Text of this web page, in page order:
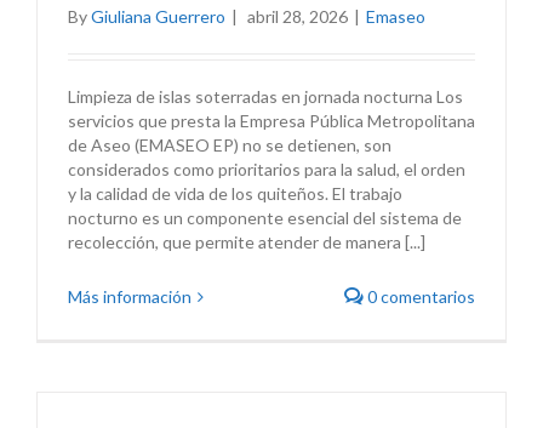
ByGiuliana Guerrero | abril 28, 2026 | Emaseo
Limpieza de islas soterradas en jornada nocturna Los
servicios que presta la Empresa Pública Metropolitana
de Aseo (EMASEO EP) no se detienen, son
considerados como prioritarios para la salud, el orden
y la calidad de vida de los quiteños. El trabajo
nocturno es un componente esencial del sistema de
recolección, que permite atender de manera [...]
Más información 0 comentarios